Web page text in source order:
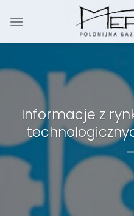
Informacje z